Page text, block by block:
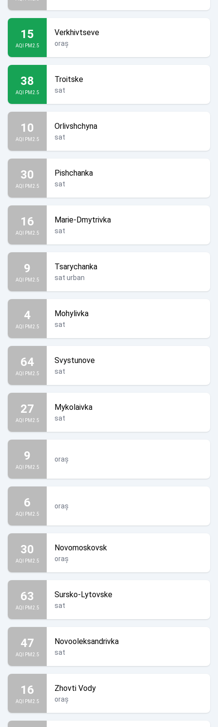
15
AQI PM2.5
Verkhivtseve
oraș
38
AQI PM2.5
Troitske
sat
10
AQI PM2.5
Orlivshchyna
sat
30
AQI PM2.5
Pishchanka
sat
16
AQI PM2.5
Marie-Dmytrivka
sat
9
AQI PM2.5
Tsarychanka
sat urban
4
AQI PM2.5
Mohylivka
sat
64
AQI PM2.5
Svystunove
sat
27
AQI PM2.5
Mykolaivka
sat
9
AQI PM2.5
oraș
6
AQI PM2.5
oraș
30
AQI PM2.5
Novomoskovsk
oraș
63
AQI PM2.5
Sursko-Lytovske
sat
47
AQI PM2.5
Novooleksandrivka
sat
16
AQI PM2.5
Zhovti Vody
oraș